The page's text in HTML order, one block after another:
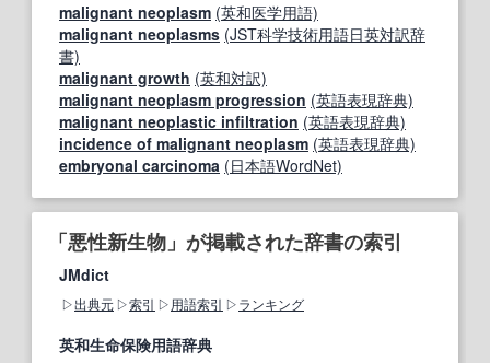
malignant neoplasm (英和医学用語)
malignant neoplasms (JST科学技術用語日英対訳辞
書)
malignant growth (英和対訳)
malignant neoplasm progression (英語表現辞典)
malignant neoplastic infiltration (英語表現辞典)
incidence of malignant neoplasm (英語表現辞典)
embryonal carcinoma (日本語WordNet)
「悪性新生物」が掲載された辞書の索引
JMdict
出典元 索引 用語索引 ランキング
英和生命保険用語辞典